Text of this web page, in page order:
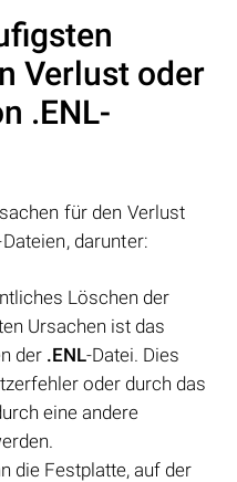
Verlust oder
.ENL-
für den Verlust
darunter:
Löschen der
Ursachen ist das
der .ENL-Datei. Dies
oder durch das
eine andere
die Festplatte, auf der